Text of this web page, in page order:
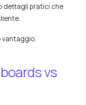
dettagli pratici che
vs